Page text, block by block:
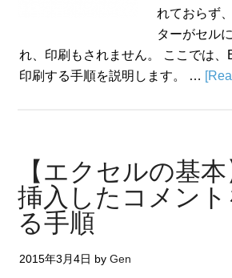
れておらず
ターがセル
れ、印刷もされません。 ここでは、
印刷する手順を説明します。 …
【エクセルの基
挿入したコメン
る手順
2015年3月4日 byGen